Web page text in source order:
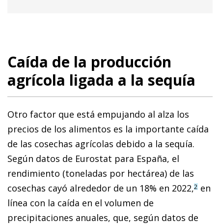
Caída de la producción
agrícola ligada a la sequía
Otro factor que está empujando al alza los
precios de los alimentos es la importante caída
de las cosechas agrícolas debido a la sequía.
Según datos de Eurostat para España, el
rendimiento (toneladas por hectárea) de las
cosechas cayó alrededor de un 18% en 2022,2 en
línea con la caída en el volumen de
precipitaciones anuales, que, según datos de